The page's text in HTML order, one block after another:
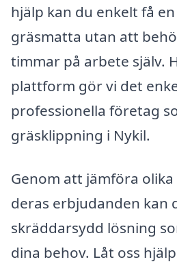
hjälp kan du enkelt få
gräsmatta utan att
timmar på arbete själv.
plattform gör vi det
professionella företag
gräsklippning i Nykil.
Genom att jämföra
deras erbjudanden kan
skräddarsydd lösning
dina behov. Låt oss